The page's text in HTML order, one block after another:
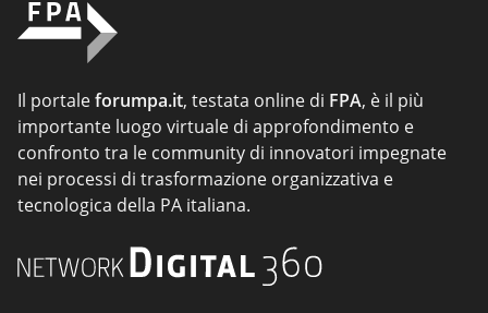
Il portaleforumpa.it, testata online di FPA, è il più
importante luogo virtuale di approfondimento e
confronto tra le community di innovatori impegnate
nei processi di trasformazione organizzativa e
tecnologica della PA italiana.